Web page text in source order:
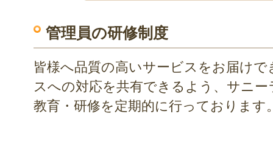
管理員の研修制度
皆様へ品質の高いサービスをお届け
スへの対応を共有できるよう、サニ
教育・研修を定期的に行っております